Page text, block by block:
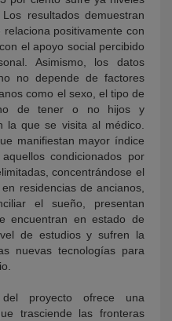
resultados demuestran
positivamente con
el apoyo social percibido
Asimismo, los datos
no depende de factores
como el sexo, el tipo de
de tener o no hijos y
la que se visita al médico.
manifiestan mayor índice
condicionados por
concentrándose el
residencias de ancianos,
el sueño, presentan
encuentran en estado de
de estudios y sufren la
nuevas tecnologías para
del proyecto ofrece una
trasciende las fronteras